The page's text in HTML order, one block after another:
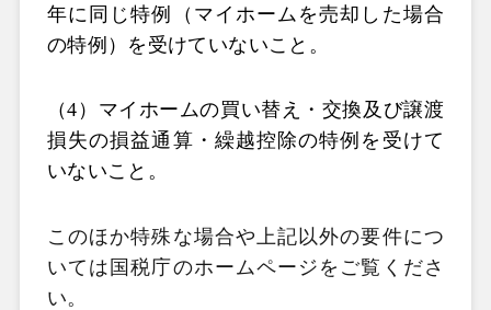
年に同じ特例（マイホームを売却した場合
の特例）を受けていないこと。
（4）マイホームの買い替え・交換及び譲渡
損失の損益通算・繰越控除の特例を受けて
いないこと。
このほか特殊な場合や上記以外の要件につ
いては国税庁のホームページをご覧くださ
い。